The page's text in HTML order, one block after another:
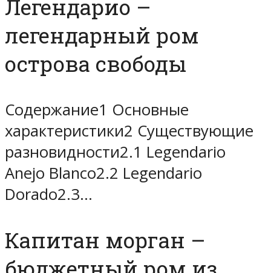
Легендарио –
легендарный ром
острова свободы
Содержание1 Основные
характеристики2 Существующие
разновидности2.1 Legendario
Anejo Blanco2.2 Legendario
Dorado2.3…
Капитан морган –